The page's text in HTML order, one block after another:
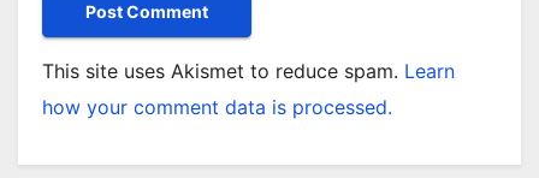
This site uses Akismet to reduce spam. Learn
how your comment data is processed.